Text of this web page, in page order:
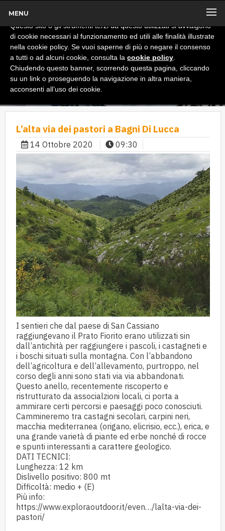
MENU
L’alta via dei pastori a Bagni Di Lucca
14 Ottobre 2020 09:30
I sentieri che dal paese di San Cassiano
raggiungevano il Prato Fiorito erano utilizzati sin
dall’antichità per raggiungere i pascoli, i castagneti e
i boschi situati sulla montagna. Con l’abbandono
dell’agricoltura e dell’allevamento, purtroppo, nel
corso degli anni sono stati via via abbandonati.
Questo anello, recentemente riscoperto e
ristrutturato da associalzioni locali, ci porta a
ammirare certi percorsi e paesaggi poco conosciuti.
Cammineremo tra castagni secolari, carpini neri,
macchia mediterranea (origano, elicrisio, ecc.), erica, e
una grande varietà di piante ed erbe nonché di rocce
e spunti interessanti a carattere geologico.
DATI TECNICI:
Lunghezza: 12 km
Dislivello positivo: 800 mt
Difficoltà: medio + (E)
Più info:
https://www.exploraoutdoor.it/even…/lalta-via-dei-
pastori/
x
Informativa
Questo sito o gli strumenti terzi da questo utilizzati si avvalgono
di cookie necessari al funzionamento ed utili alle finalità illustrate
nella cookie policy. Se vuoi saperne di più o negare il consenso
a tutti o ad alcuni cookie, consulta la cookie policy
Chiudendo questo banner, scorrendo questa pagina, cliccando
su un link o proseguendo la navigazione in altra maniera,
acconsenti all’uso dei cookie.